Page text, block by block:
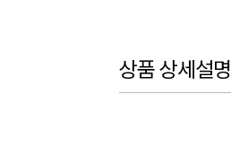
상품 상세설명